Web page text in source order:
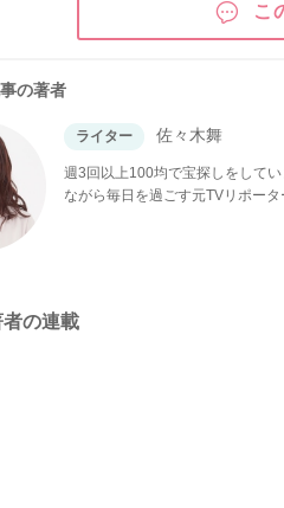
こ
の著者
ライター 佐々木舞
週3回以上100均で宝探しをして
ながら毎日を過ごす元TVリポー
者の連載